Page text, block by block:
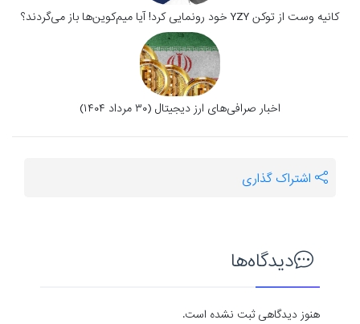
کانیه وست از توکن YZY خود رونمایی کرد! آیا میم‌کوین‌ها باز می‌گردند؟
اخبار صرافی‌های ارز دیجیتال (۳۰ مرداد ۱۴۰۴)
اشتراک گذاری
دیدگاه‌ها
هنوز دیدگاهی ثبت نشده است.